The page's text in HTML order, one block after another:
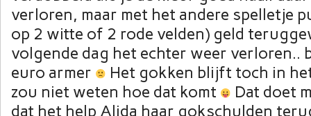
verloren, maar met het andere spelletje
op 2 witte of 2 rode velden) geld
volgende dag het echter weer verloren..
euro armer
Het gokken blijft toch in
zou niet weten hoe dat komt
Dat doet
dat het help Alida haar gokschulden